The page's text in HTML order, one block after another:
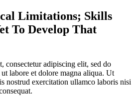
Limitations; Skills
To Develop That
consectetur adipiscing elit, sed do
labore et dolore magna aliqua. Ut
nostrud exercitation ullamco laboris nisi